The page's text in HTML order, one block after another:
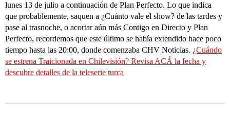
lunes 13 de julio a continuación de Plan Perfecto. Lo que indica
que probablemente, saquen a ¿Cuánto vale el show? de las tardes y
pase al trasnoche, o acortar aún más Contigo en Directo y Plan
Perfecto, recordemos que este último se había extendido hace poco
tiempo hasta las 20:00, donde comenzaba CHV Noticias. ¿Cuándo
se estrena Traicionada en Chilevisión? Revisa ACÁ la fecha y
descubre detalles de la teleserie turca